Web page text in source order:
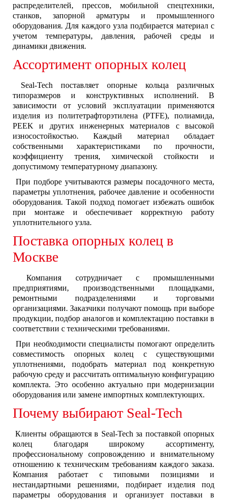
распределителей, прессов, мобильной спецтехники,
станков, запорной арматуры и промышленного
оборудования. Для каждого узла подбирается материал с
учетом температуры, давления, рабочей среды и
динамики движения.
Ассортимент опорных колец
Seal-Tech поставляет опорные кольца различных
типоразмеров и конструктивных исполнений. В
зависимости от условий эксплуатации применяются
изделия из политетрафторэтилена (PTFE), полиамида,
PEEK и других инженерных материалов с высокой
износостойкостью. Каждый материал обладает
собственными характеристиками по прочности,
коэффициенту трения, химической стойкости и
допустимому температурному диапазону.
При подборе учитываются размеры посадочного места,
параметры уплотнения, рабочее давление и особенности
оборудования. Такой подход помогает избежать ошибок
при монтаже и обеспечивает корректную работу
уплотнительного узла.
Поставка опорных колец в
Москве
Компания сотрудничает с промышленными
предприятиями, производственными площадками,
ремонтными подразделениями и торговыми
организациями. Заказчики получают помощь при выборе
продукции, подбор аналогов и комплектацию поставки в
соответствии с техническими требованиями.
При необходимости специалисты помогают определить
совместимость опорных колец с существующими
уплотнениями, подобрать материал под конкретную
рабочую среду и рассчитать оптимальную конфигурацию
комплекта. Это особенно актуально при модернизации
оборудования или замене импортных комплектующих.
Почему выбирают Seal-Tech
Клиенты обращаются в Seal-Tech за поставкой опорных
колец благодаря широкому ассортименту,
профессиональному сопровождению и внимательному
отношению к техническим требованиям каждого заказа.
Компания работает с типовыми позициями и
нестандартными решениями, подбирает изделия под
параметры оборудования и организует поставки в